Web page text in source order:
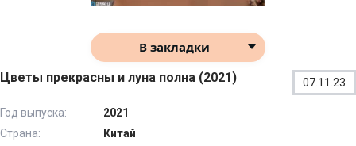
В закладки
Цветы прекрасны и луна полна (2021) 07.11.23
Год выпуска:
2021
Страна:
Китай